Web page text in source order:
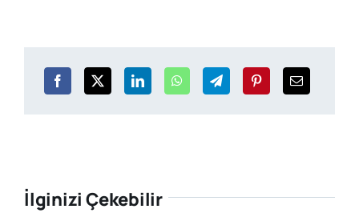
İlginizi Çekebilir